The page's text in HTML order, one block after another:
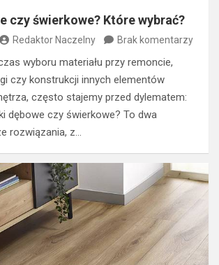
czy świerkowe? Które wybrać?
Redaktor Naczelny Brak komentarzy
wyboru materiału przy remoncie,
czy konstrukcji innych elementów
często stajemy przed dylematem:
dębowe czy świerkowe? To dwa
rozwiązania, z…